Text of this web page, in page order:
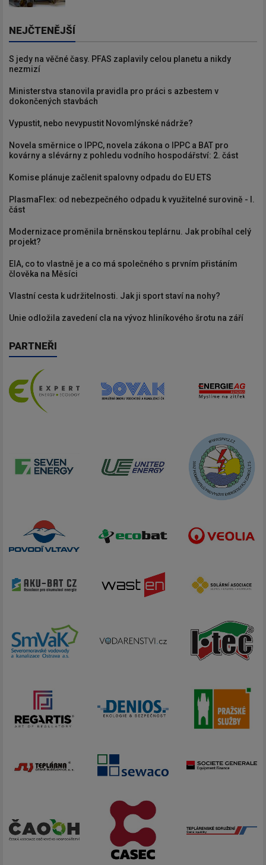
NEJČTENĚJŠÍ
S jedy na věčné časy. PFAS zaplavily celou planetu a nikdy
nezmizí
Ministerstva stanovila pravidla pro práci s azbestem v
dokončených stavbách
Vypustit, nebo nevypustit Novomlýnské nádrže?
Novela směrnice o IPPC, novela zákona o IPPC a BAT pro
kovárny a slévárny z pohledu vodního hospodářství: 2. část
Komise plánuje začlenit spalovny odpadu do EU ETS
PlasmaFlex: od nebezpečného odpadu k využitelné surovině - I.
část
Modernizace proměnila brněnskou teplárnu. Jak probíhal celý
projekt?
EIA, co to vlastně je a co má společného s prvním přistáním
člověka na Měsíci
Vlastní cesta k udržitelnosti. Jak ji sport staví na nohy?
Unie odložila zavedení cla na vývoz hliníkového šrotu na září
PARTNEŘI